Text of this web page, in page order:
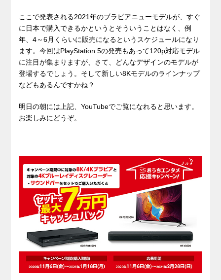
ここで発表される2021年のブラビアニューモデルが、すぐ
に日本で購入できるかというとそういうことはなく、例
年、4～6月くらいに販売になるというスケジュールになり
ます。今回はPlayStation 5の発売もあって120p対応モデル
に注目が集まりますが、さて、どんなデザインのモデルが
登場するでしょう。そして新しい8Kモデルのラインナップ
などもあるんですかね？
明日の朝には上記、YouTubeでご覧になれると思います。
お楽しみにどうぞ。